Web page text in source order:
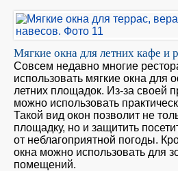
Мягкие окна для летних кафе и
Совсем недавно многие
использовать мягкие окна для
летних площадок. Из-за своей
можно использовать
Такой вид окон позволит не
площадку, но и защитить
от неблагоприятной погоды.
окна можно использовать для
помещений.